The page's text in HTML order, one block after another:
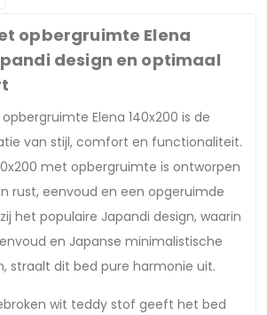
opbergruimte Elena
design en optimaal
Elena 140x200 is de
van stijl, comfort en functionaliteit.
met opbergruimte is ontworpen
rust, eenvoud en een opgeruimde
het populaire Japandi design, waarin
en Japanse minimalistische
straalt dit bed pure harmonie uit.
wit teddy stof geeft het bed